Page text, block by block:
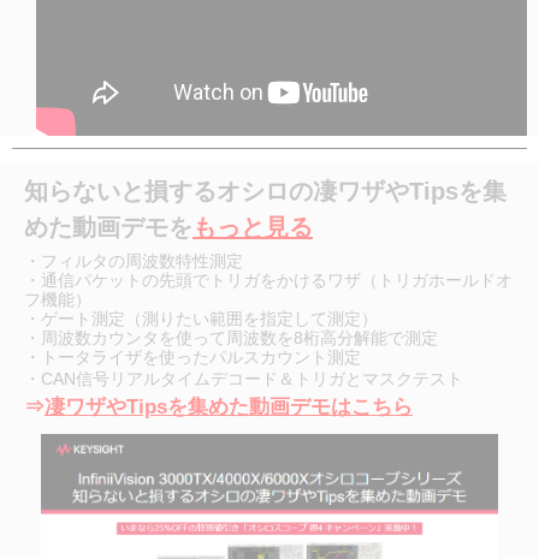
知らないと損するオシロの凄ワザやTipsを集
めた動画デモを もっと見る
・フィルタの周波数特性測定
・通信パケットの先頭でトリガをかけるワザ（トリガホールドオ
フ機能）
・ゲート測定（測りたい範囲を指定して測定）
・周波数カウンタを使って周波数を8桁高分解能で測定
・トータライザを使ったパルスカウント測定
・CAN信号リアルタイムデコード＆トリガとマスクテスト
⇒凄ワザやTipsを集めた動画デモはこちら